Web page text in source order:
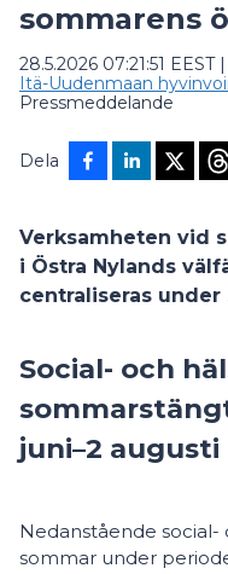
sommarens
28.5.2026 07:21:51 EEST|
Itä-Uudenmaan
Pressmeddelande
Dela
Verksamheten vid
i Östra Nylands
centraliseras under
Social- och
juni–2
Nedanstående social-
sommar under